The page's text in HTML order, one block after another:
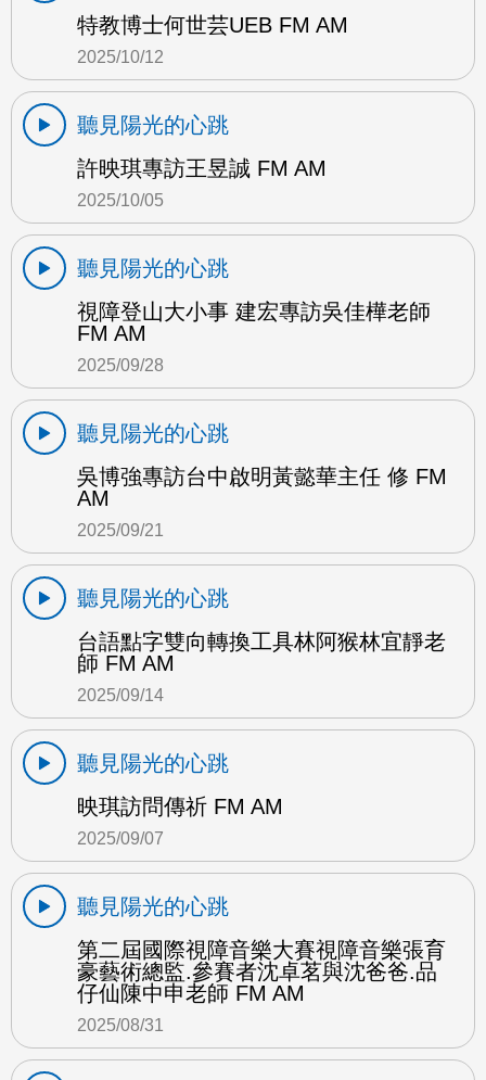
特教博士何世芸UEB FM AM
2025/10/12
聽見陽光的心跳
許映琪專訪王昱誠 FM AM
2025/10/05
聽見陽光的心跳
視障登山大小事 建宏專訪吳佳樺老師
FM AM
2025/09/28
聽見陽光的心跳
吳博強專訪台中啟明黃懿華主任 修 FM
AM
2025/09/21
聽見陽光的心跳
台語點字雙向轉換工具林阿猴林宜靜老
師 FM AM
2025/09/14
聽見陽光的心跳
映琪訪問傳祈 FM AM
2025/09/07
聽見陽光的心跳
第二屆國際視障音樂大賽視障音樂張育
豪藝術總監.參賽者沈卓茗與沈爸爸.品
仔仙陳中申老師 FM AM
2025/08/31